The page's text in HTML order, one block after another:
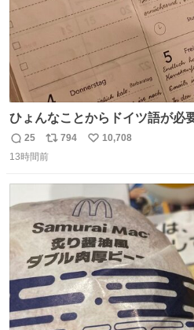
ひょんなことからドイツ語が必
なる。 ちなみに最初の半年で『必携ドイツ文法総まとめ』
と『重要単語4000』を数十周し
Geminiの添削もエラーの指摘
てもらう今日この頃。
返
信
25
リ
ポ
数
794
い
数
10,708
13時間前